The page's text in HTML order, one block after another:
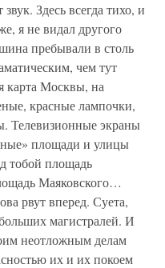
Здесь всегда тихо, и
я не видал другого
пребывали в столь
чем тут
карта Москвы, на
красные лампочки,
Телевизионные экраны
площади и улицы
тобой площадь
Маяковского…
рвут вперед. Суета,
магистралей. И
неотложным делам
их и их покоем